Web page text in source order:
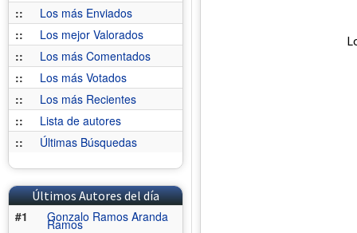
::
Los más Enviados
::
Los mejor Valorados
::
Los más Comentados
::
Los más Votados
::
Los más Recientes
::
Lista de autores
::
Últimas Búsquedas
Últimos Autores del día
#1
Gonzalo Ramos Aranda
Ramos